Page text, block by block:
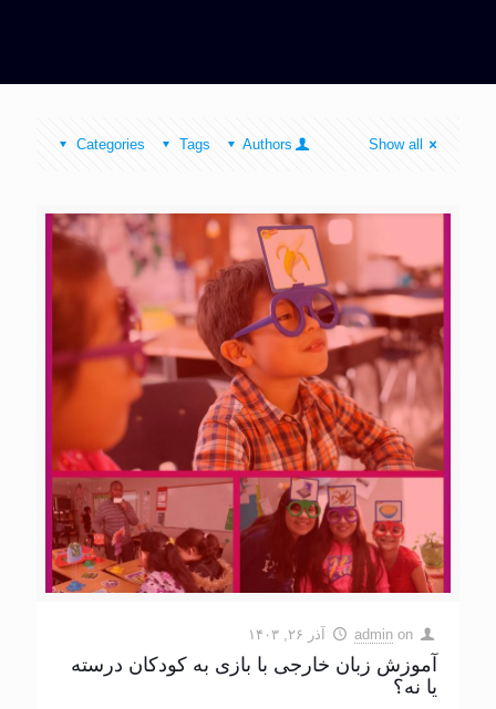
Categories Tags Authors Show all
admin on آذر ۲۶, ۱۴۰۳
آموزش زبان خارجی با بازی به کودکان درسته
یا نه؟